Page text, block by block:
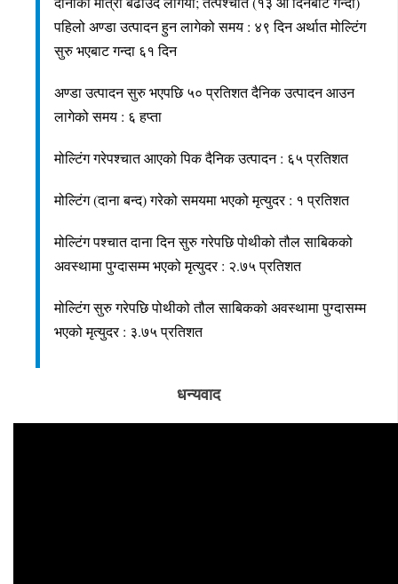
पहिलो अण्डा उत्पादन हुन लागेको समय : ४९ दिन अर्थात मोल्टिंग
सुरु भएबाट गन्दा ६१ दिन
अण्डा उत्पादन सुरु भएपछि ५० प्रतिशत दैनिक उत्पादन आउन
लागेको समय : ६ हप्ता
मोल्टिंग गरेपश्चात आएको पिक दैनिक उत्पादन : ६५ प्रतिशत
मोल्टिंग (दाना बन्द) गरेको समयमा भएको मृत्युदर : १ प्रतिशत
मोल्टिंग पश्चात दाना दिन सुरु गरेपछि पोथीको तौल साबिकको
अवस्थामा पुग्दासम्म भएको मृत्युदर : २.७५ प्रतिशत
मोल्टिंग सुरु गरेपछि पोथीको तौल साबिकको अवस्थामा पुग्दासम्म
भएको मृत्युदर : ३.७५ प्रतिशत
धन्यवाद